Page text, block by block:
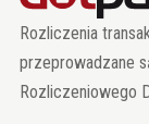
Rozliczenia
przeprowadzane
Rozliczeniowego